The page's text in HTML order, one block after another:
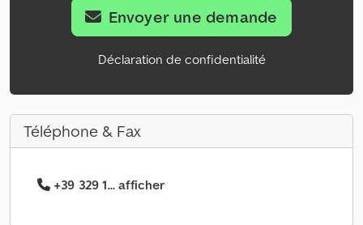
Envoyer une demande
Déclaration de confidentialité
Téléphone & Fax
+39 329 1... afficher